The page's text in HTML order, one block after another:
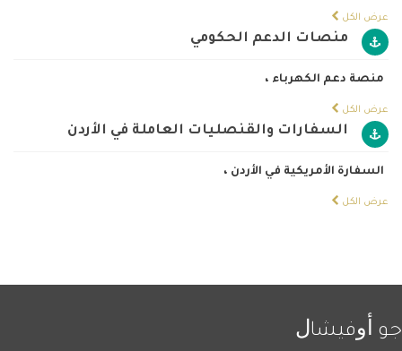
عرض الكل
منصات الدعم الحكومي
منصة دعم الكهرباء ،
عرض الكل
السفارات والقنصليات العاملة في الأردن
السفارة الأمريكية في الأردن ،
عرض الكل
ﺟﻮ ﺃﻭﻓﻴﺸﺎﻝ